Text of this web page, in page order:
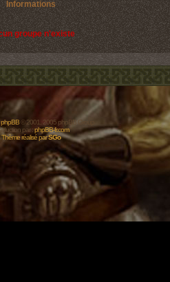
Informations
groupe n'existe
phpBB© 2001, 2005 phpBB Group
par :phpBB-fr.com
Thème réalisé parSGo